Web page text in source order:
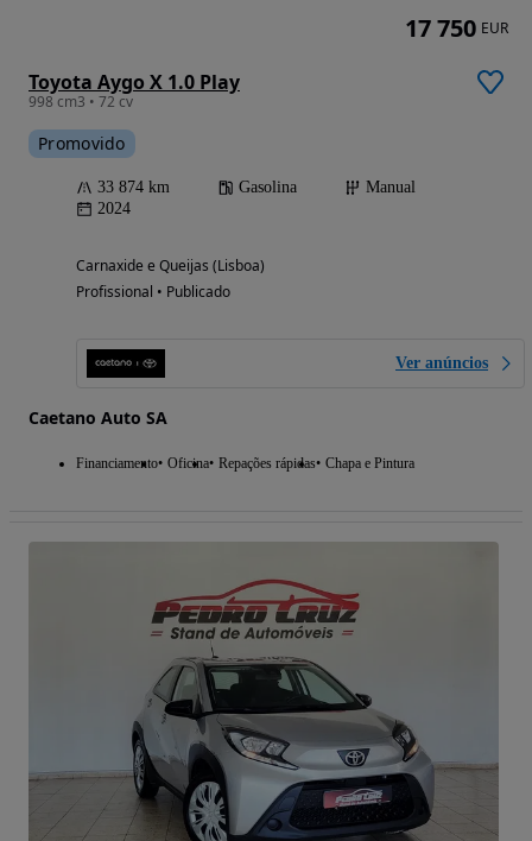
Toyota Aygo X 1.0 Play
998 cm3 • 72 cv
Promovido
33 874 km Gasolina
Manual
2024
Carnaxide e Queijas (Lisboa)
Profissional • Publicado
Ver anúncios
Caetano Auto SA
Financiamento Oficina Repações rápidas Chapa e Pintura
17 750 EUR